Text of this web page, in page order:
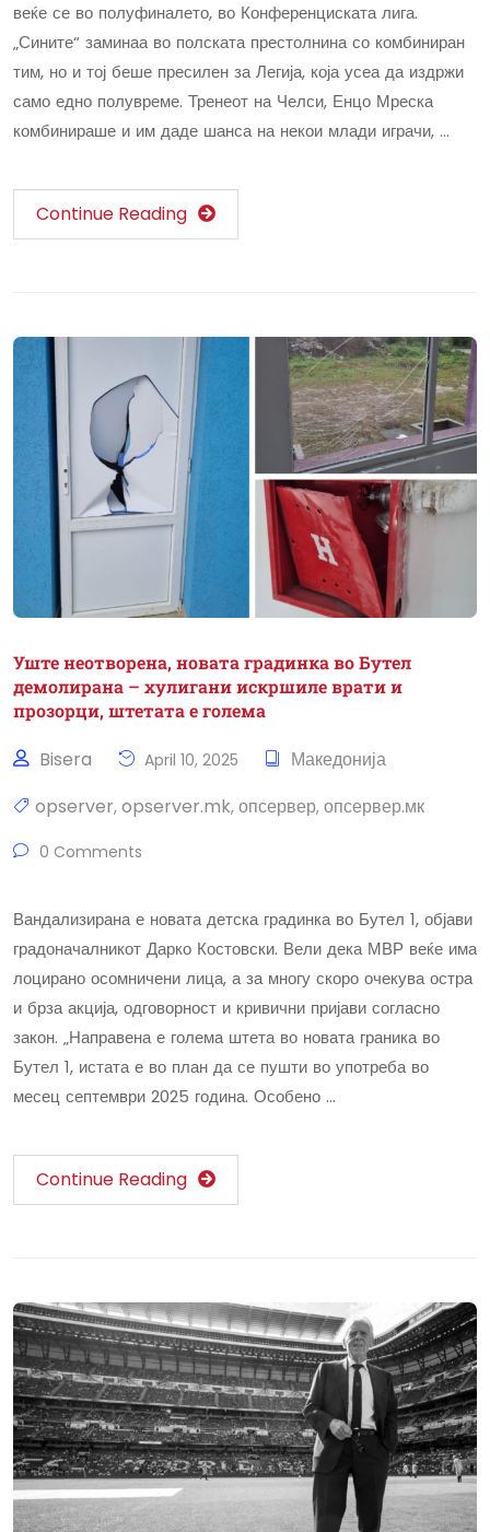
веќе се во полуфиналето, во Конференциската лига.
„Сините“ заминаа во полската престолнина со комбиниран
тим, но и тој беше пресилен за Легија, која усеа да издржи
само едно полувреме. Тренеот на Челси, Енцо Мреска
комбинираше и им даде шанса на некои млади играчи, …
Continue Reading
Уште неотворена, новата градинка во Бутел
демолирана – хулигани искршиле врати и
прозорци, штетата е голема
Bisera April 10, 2025
Македонија
opserver, opserver.mk, опсервер, опсервер.мк
0 Comments
Вандализирана е новата детска градинка во Бутел 1, објави
градоначалникот Дарко Костовски. Вели дека МВР веќе има
лоцирано осомничени лица, а за многу скоро очекува остра
и брза акција, одговорност и кривични пријави согласно
закон. „Направена е голема штета во новата граника во
Бутел 1, истата е во план да се пушти во употреба во
месец септември 2025 година. Особено …
Continue Reading